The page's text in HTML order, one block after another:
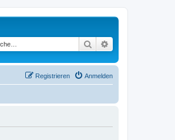
Suche
Anmelden
Registrieren